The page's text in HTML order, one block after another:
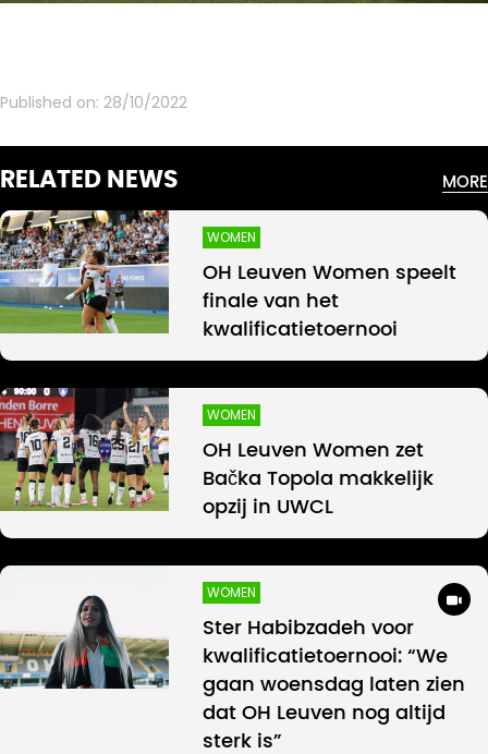
Published on: 28/10/2022
RELATED NEWS MORE
WOMEN
OH Leuven Women speelt
finale van het
kwalificatietoernooi
WOMEN
OH Leuven Women zet
Bačka Topola makkelijk
opzij in UWCL
WOMEN
Ster Habibzadeh voor
kwalificatietoernooi: “We
gaan woensdag laten zien
dat OH Leuven nog altijd
sterk is”